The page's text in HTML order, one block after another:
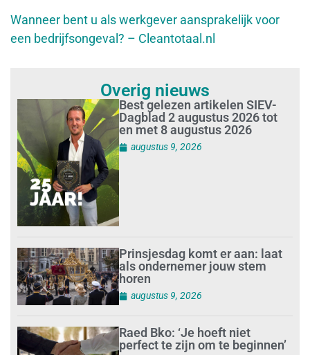
Wanneer bent u als werkgever aansprakelijk voor
een bedrijfsongeval? – Cleantotaal.nl
Overig nieuws
Best gelezen artikelen SIEV-
Dagblad 2 augustus 2026 tot
en met 8 augustus 2026
augustus 9, 2026
Prinsjesdag komt er aan: laat
als ondernemer jouw stem
horen
augustus 9, 2026
Raed Bko: ‘Je hoeft niet
perfect te zijn om te beginnen’